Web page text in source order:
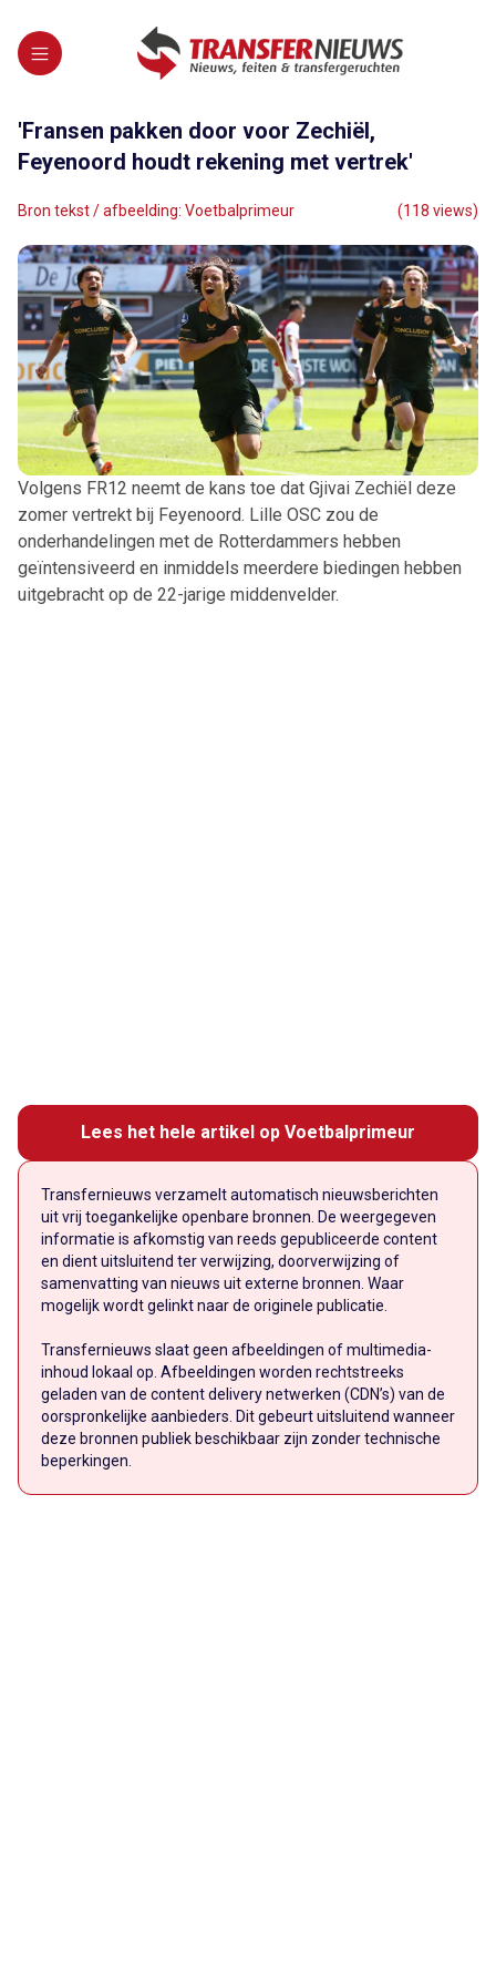
'Fransen pakken door voor Zechiël,
Feyenoord houdt rekening met vertrek'
Bron tekst / afbeelding: Voetbalprimeur (118 views)
Volgens FR12 neemt de kans toe dat Gjivai Zechiël deze
zomer vertrekt bij Feyenoord. Lille OSC zou de
onderhandelingen met de Rotterdammers hebben
geïntensiveerd en inmiddels meerdere biedingen hebben
uitgebracht op de 22-jarige middenvelder.
Lees het hele artikel op Voetbalprimeur
Transfernieuws verzamelt automatisch nieuwsberichten
uit vrij toegankelijke openbare bronnen. De weergegeven
informatie is afkomstig van reeds gepubliceerde content
en dient uitsluitend ter verwijzing, doorverwijzing of
samenvatting van nieuws uit externe bronnen. Waar
mogelijk wordt gelinkt naar de originele publicatie.
Transfernieuws slaat geen afbeeldingen of multimedia-
inhoud lokaal op. Afbeeldingen worden rechtstreeks
geladen van de content delivery netwerken (CDN’s) van de
oorspronkelijke aanbieders. Dit gebeurt uitsluitend wanneer
deze bronnen publiek beschikbaar zijn zonder technische
beperkingen.